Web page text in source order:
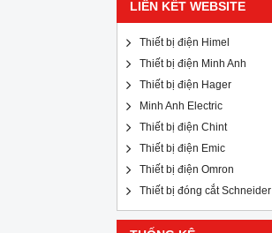
LIÊN KẾT WEBSITE
Thiết bị điện Himel
Thiết bị điện Minh Anh
Thiết bị điện Hager
Minh Anh Electric
Thiết bị điện Chint
Thiết bị điện Emic
Thiết bị điện Omron
Thiết bị đóng cắt Schneider